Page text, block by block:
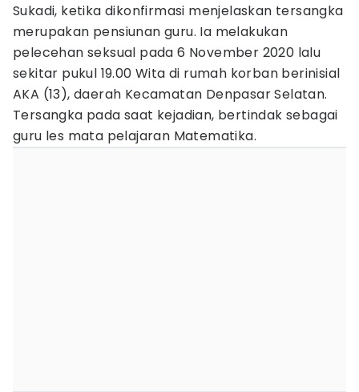
Sukadi, ketika dikonfirmasi menjelaskan tersangka
merupakan pensiunan guru. Ia melakukan
pelecehan seksual pada 6 November 2020 lalu
sekitar pukul 19.00 Wita di rumah korban berinisial
AKA (13), daerah Kecamatan Denpasar Selatan.
Tersangka pada saat kejadian, bertindak sebagai
guru les mata pelajaran Matematika.